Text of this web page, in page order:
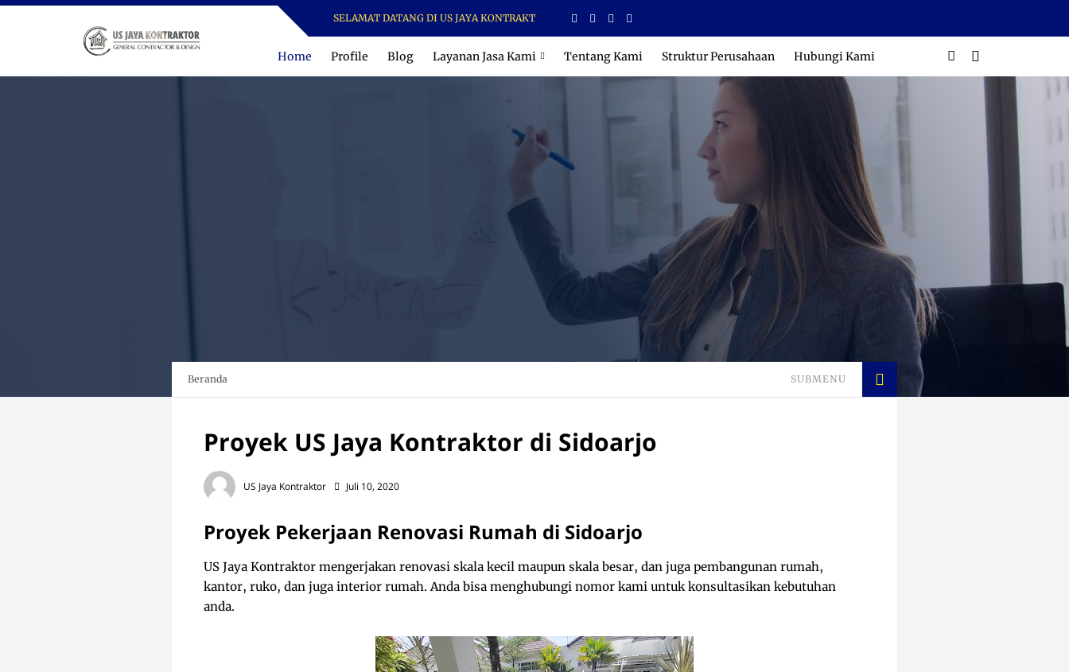
SELAMAT DATANG DI US JAYA KONTRAKTOR
Home Profile Blog Layanan Jasa Kami Tentang Kami Struktur Perusahaan Hubungi Kami
Beranda SUBMENU
Proyek US Jaya Kontraktor di Sidoarjo
US Jaya Kontraktor Juli 10, 2020
Proyek Pekerjaan Renovasi Rumah di Sidoarjo
US Jaya Kontraktor mengerjakan renovasi skala kecil maupun skala besar, dan juga pembangunan rumah,
kantor, ruko, dan juga interior rumah. Anda bisa menghubungi nomor kami untuk konsultasikan kebutuhan
anda.